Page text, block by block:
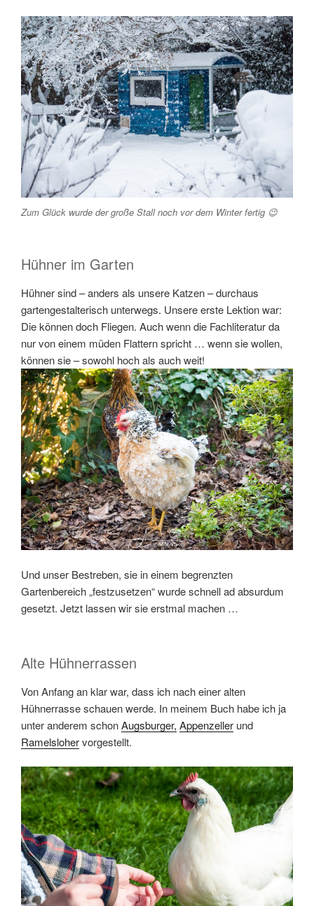
Zum Glück wurde der große Stall noch vor dem Winter fertig 😉
Hühner im Garten
Hühner sind – anders als unsere Katzen – durchaus
gartengestalterisch unterwegs. Unsere erste Lektion war:
Die können doch Fliegen. Auch wenn die Fachliteratur da
nur von einem müden Flattern spricht … wenn sie wollen,
können sie – sowohl hoch als auch weit!
Und unser Bestreben, sie in einem begrenzten
Gartenbereich „festzusetzen“ wurde schnell ad absurdum
gesetzt. Jetzt lassen wir sie erstmal machen …
Alte Hühnerrassen
Von Anfang an klar war, dass ich nach einer alten
Hühnerrasse schauen werde. In meinem Buch habe ich ja
unter anderem schonAugsburger, Appenzeller und
Ramelslohervorgestellt.